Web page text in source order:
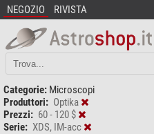
NEGOZIO RIVISTA
Categorie: Microscopi
Produttori: Optika
Prezzi: 60 - 120 $
Serie: XDS, IM-acc